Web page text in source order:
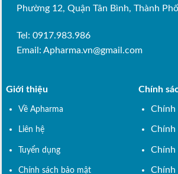
Phường 12, Quận Tân Bình, Thành
Tel: 0917.983.986
Email:Apharma.vn@gmail.com
Giới thiệu
Về Apharma
Liên hệ
Tuyển dụng
Chính sách bảo mật
Chính
Chính
Chính
Chính
Chính